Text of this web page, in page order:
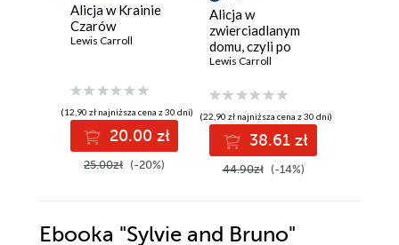
Alicja w Krainie
Czarów
Lewis Carroll
(12,90 zł najniższa cena z 30 dni)
20.00 zł
25.00zł (-20%)
Alicja w
zwierciadlanym
domu, czyli po
drugiej stronie
Lewis Carroll
(22,90 zł najniższa cena z 30 dni)
38.61 zł
44.90zł (-14%)
Ebooka "Sylvie and Bruno"